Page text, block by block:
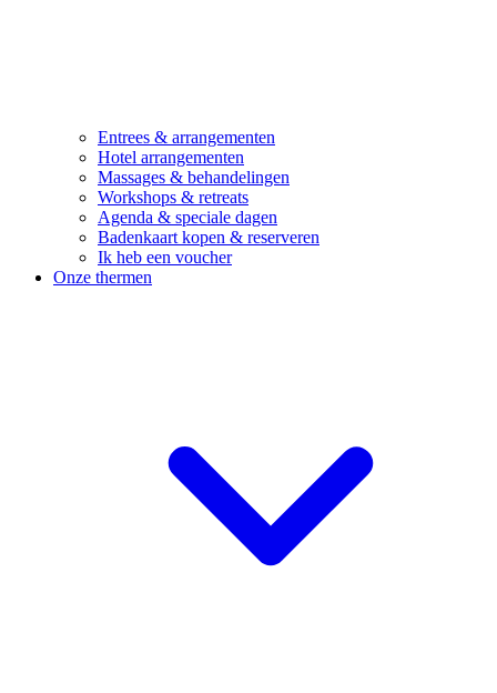
Entrees & arrangementen
Hotel arrangementen
Massages & behandelingen
Workshops & retreats
Agenda & speciale dagen
Badenkaart kopen & reserveren
Ik heb een voucher
Onze thermen